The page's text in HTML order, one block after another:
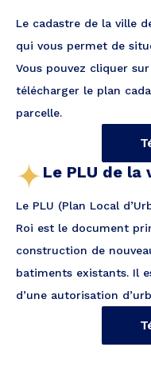
Le cadastre de la ville
qui vous permet de
Vous pouvez cliquer
télécharger le plan
parcelle.
Le PLU de la
Le PLU (Plan Local
Roi est le document
construction de
batiments existants. Il
d’une autorisation